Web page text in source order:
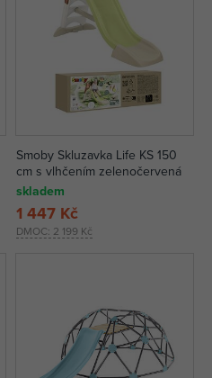
Smoby Skluzavka Life KS 150
cm s vlhčením zelenočervená
skladem
DMOC: 2 199 Kč
1 447 Kč